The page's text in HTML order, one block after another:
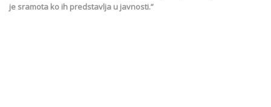
je sramota ko ih predstavlja u javnosti.”